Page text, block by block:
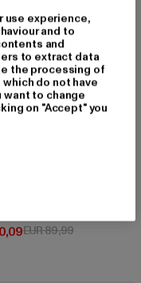
prijs: EUR 80,09
EUR 89,99Actieprijs:
use experience,
and to
and
to extract data
the processing of
do not have
to change
on "Accept" you